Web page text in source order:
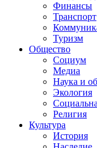
Финансы
Транспорт
Туризм
Общество
Социум
Медиа
Наука и
Экология
Религия
Культура
История